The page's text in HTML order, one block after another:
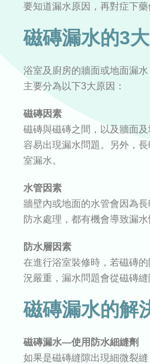
要知道漏水原因，再對症下藥
磁磚漏水的3
浴室及廚房的牆面或地面漏
主要分為以下3大原因：
磁磚因素
磁磚與磁磚之間，以及牆面
容易出現漏水問題。另外，
室漏水。
水管因素
牆壁內或地面的水管會因為
防水處理，都有機會導致漏水
防水層因素
在進行浴室裝修時，若磁磚
況嚴重，漏水問題會從磁磚
磁磚漏水的解
磁磚漏水—使用防水細縫劑
如果是磁磚縫隙出現細微裂